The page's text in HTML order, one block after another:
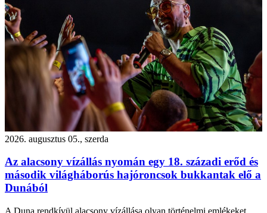
2026. augusztus 05., szerda
Az alacsony vízállás nyomán egy 18. századi erőd és
második világháborús hajóroncsok bukkantak elő a
Dunából
A Duna rendkívül alacsony vízállása olyan történelmi emlékeket